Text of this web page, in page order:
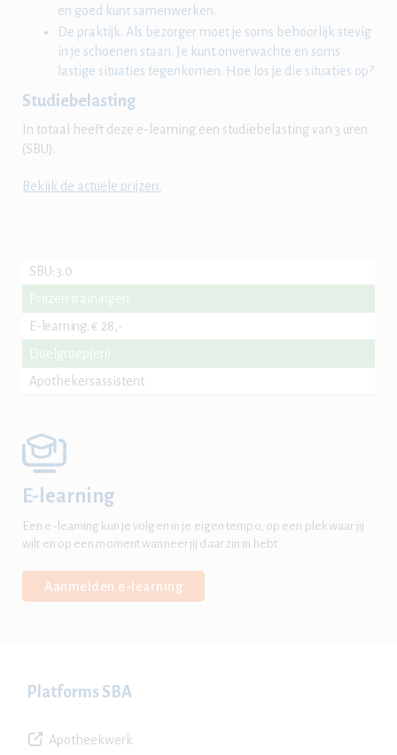
en goed kunt samenwerken.
De praktijk. Als bezorger moet je soms behoorlijk stevig
in je schoenen staan. Je kunt onverwachte en soms
lastige situaties tegenkomen. Hoe los je die situaties op?
Studiebelasting
In totaal heeft deze e-learning een studiebelasting van 3 uren
(SBU).
Bekijk de actuele prijzen.
SBU:3.0
Prijzen trainingen
E-learning:€ 28,-
Doelgroep(en)
Apothekersassistent
E-learning
Een e-learning kun je volgen in je eigen tempo, op een plek waar jij
wilt en op een moment wanneer jij daar zin in hebt.
Aanmelden e-learning
Platforms SBA
Apotheekwerk